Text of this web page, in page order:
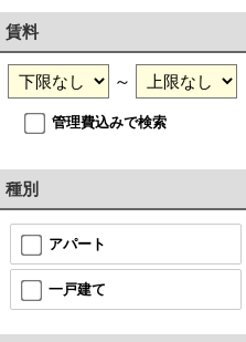
賃料
～
管理費込みで検索
種別
アパート
一戸建て